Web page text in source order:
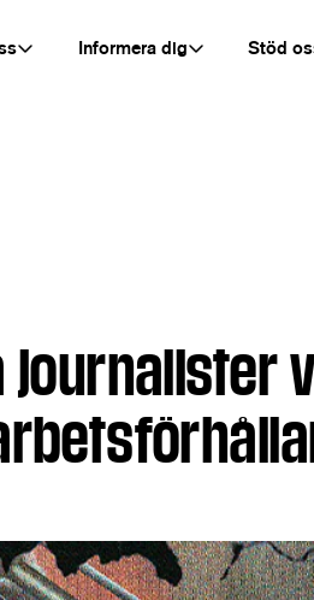
Informera dig Stöd
journalister